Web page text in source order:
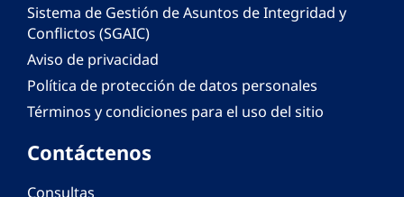
Sistema de Gestión de Asuntos de Integridad y
Conflictos (SGAIC)
Aviso de privacidad
Política de protección de datos personales
Términos y condiciones para el uso del sitio
Contáctenos
Consultas